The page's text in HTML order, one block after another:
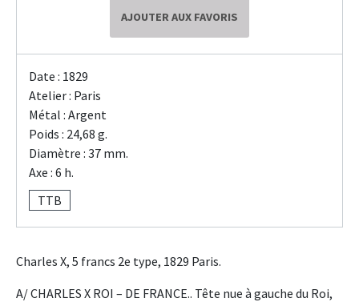
AJOUTER AUX FAVORIS
Date : 1829
Atelier : Paris
Métal : Argent
Poids : 24,68 g.
Diamètre : 37 mm.
Axe : 6 h.
TTB
Charles X, 5 francs 2e type, 1829 Paris.
A/ CHARLES X ROI – DE FRANCE.. Tête nue à gauche du Roi,